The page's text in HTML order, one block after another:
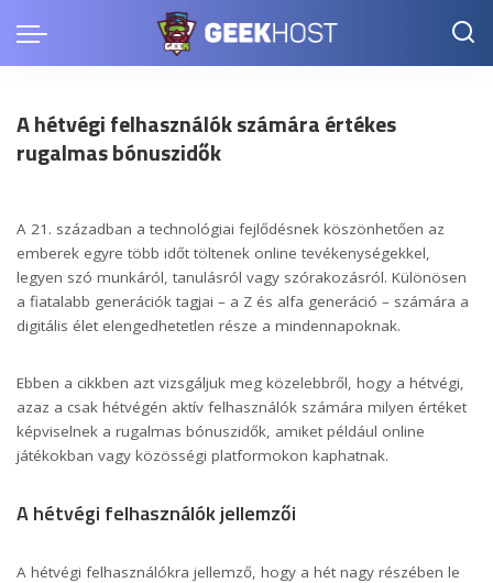
A hétvégi felhasználók számára értékes
rugalmas bónuszidők
A 21. században a technológiai fejlődésnek köszönhetően az
emberek egyre több időt töltenek online tevékenységekkel,
legyen szó munkáról, tanulásról vagy szórakozásról. Különösen
a fiatalabb generációk tagjai – a Z és alfa generáció – számára a
digitális élet elengedhetetlen része a mindennapoknak.
Ebben a cikkben azt vizsgáljuk meg közelebbről, hogy a hétvégi,
azaz a csak hétvégén aktív felhasználók számára milyen értéket
képviselnek a rugalmas bónuszidők, amiket például online
játékokban vagy közösségi platformokon kaphatnak.
A hétvégi felhasználók jellemzői
A hétvégi felhasználókra jellemző, hogy a hét nagy részében le